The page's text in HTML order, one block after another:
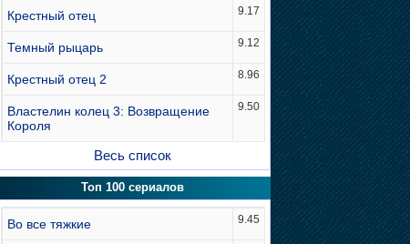
Крестный отец 9.17
Темный рыцарь 9.12
Крестный отец 2 8.96
Властелин колец 3: Возвращение
Короля
9.50
Весь список
Топ 100 сериалов
Во все тяжкие 9.45